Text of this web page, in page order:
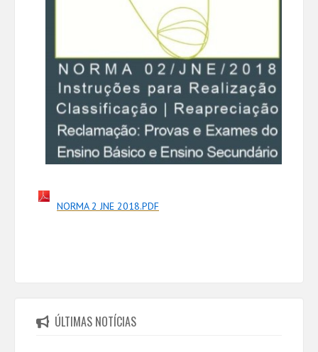
NORMA 2 JNE 2018.PDF
ÚLTIMAS NOTÍCIAS